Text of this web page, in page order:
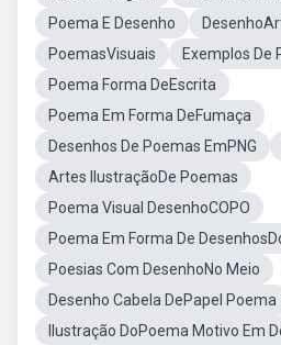
Poema E Desenho
PoemasVisuais
Exemplos De
Poema Forma DeEscrita
Poema Em Forma DeFumaça
Desenhos De Poemas EmPNG
Artes IlustraçãoDe Poemas
Poema Visual DesenhoCOPO
Poema Em Forma De
Poesias Com DesenhoNo Meio
Desenho Cabela DePapel Poema
Ilustração DoPoema Motivo Em